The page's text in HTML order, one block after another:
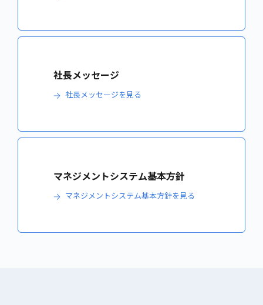
社長メッセージ
社長メッセージを見る
マネジメントシステム基本方針
マネジメントシステム基本方針を見る